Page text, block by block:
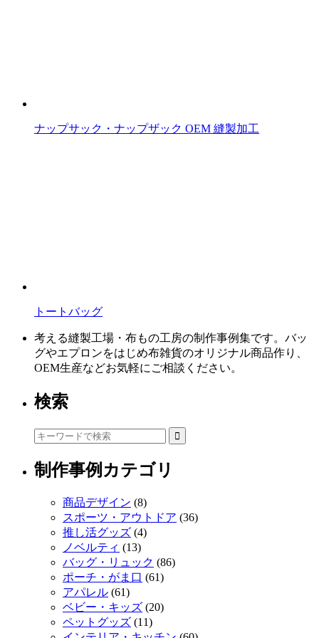
ナップサック・ナップザック OEM 縫製加工
トートバッグ
考える縫製工場・布もの工房の制作事例集です。バッ
グやエプロンをはじめ布雑貨のオリジナル商品作り、
OEM生産などお気軽にご相談ください。
検索
制作事例カテゴリ
商品デザイン (8)
スポーツ・アウトドア (36)
推し活グッズ (4)
ノベルティ (13)
バッグ・リュック (86)
ポーチ・がま口 (61)
アパレル (61)
ベビー・キッズ (20)
ペットグッズ (11)